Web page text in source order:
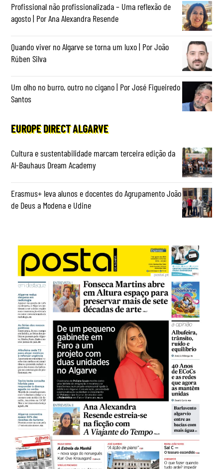
Profissional não profissionalizada – Uma reflexão de
agosto | Por Ana Alexandra Resende
Quando viver no Algarve se torna um luxo | Por João
Rúben Silva
Um olho no burro, outro no cigano | Por José Figueiredo
Santos
EUROPE DIRECT ALGARVE
Cultura e sustentabilidade marcam terceira edição da
Al-Bauhaus Dream Academy
Erasmus+ leva alunos e docentes do Agrupamento João
de Deus a Modena e Udine